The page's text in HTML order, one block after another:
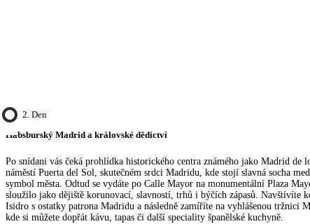
2. Den
Habsburský Madrid a královské dědictví
Po snídani vás čeká prohlídka historického centra známého jako Madrid de
náměstí Puerta del Sol, skutečném srdci Madridu, kde stojí slavná socha
symbol města. Odtud se vydáte po Calle Mayor na monumentální Plaza
sloužilo jako dějiště korunovací, slavností, trhů i býčích zápasů. Navštívíte
Isidro s ostatky patrona Madridu a následně zamíříte na vyhlášenou tržnici
kde si můžete dopřát kávu, tapas či další speciality španělské kuchyně.